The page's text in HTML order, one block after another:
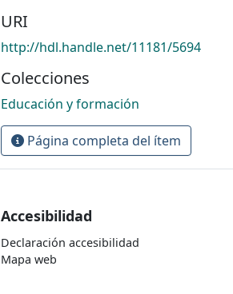
URI
http://hdl.handle.net/11181/5694
Colecciones
Educación y formación
Página completa del ítem
Accesibilidad
Declaración accesibilidad
Mapa web